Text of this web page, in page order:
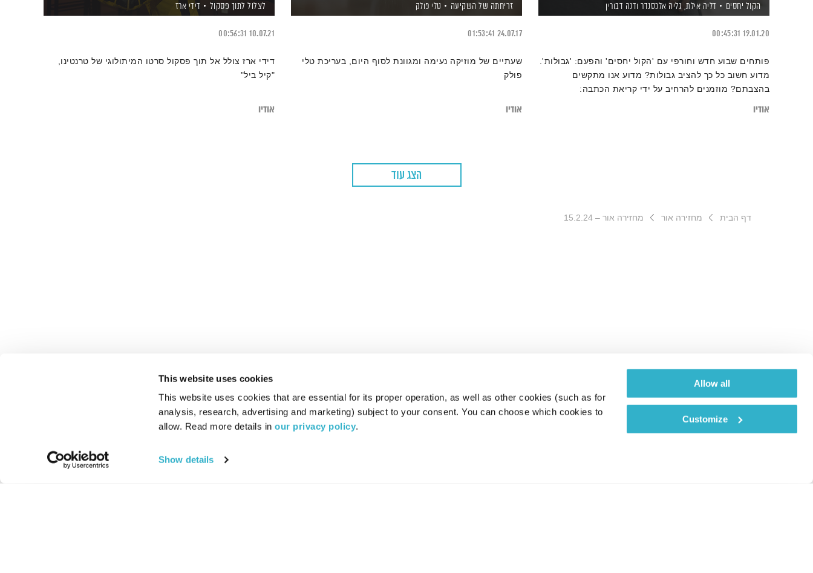
This website uses cookies
This website uses cookies that are essential for its proper operation, as well as other cookies (such as for
analysis, research, advertising and marketing) subject to your consent. You can choose which cookies to
allow. Read more details in our privacy policy.
Show details
Allow all
Customize
הקול יחסים דליה אילת, גליה אלכסנדר ודנה דבורין
19.01.20
00:45:31
פותחים שבוע חדש וחורפי עם 'הקול יחסים' והפעם: 'גבולות'.
מדוע חשוב כל כך להציב גבולות? מדוע אנו מתקשים
בהצבתם? מוזמנים להרחיב על ידי קריאת הכתבה:
אודיו
זריחתה של השקיעה טלי פולק
24.07.17
01:53:41
שעתיים של מוזיקה נעימה ומגוונת לסוף היום, בעריכת טלי
פולק
אודיו
לצלול לתוך פסקול דידי ארז
10.07.21
00:56:31
דידי ארז צולל אל תוך פסקול סרטו המיתולוגי של טרנטינו,
"קיל ביל"
אודיו
הצג עוד
דף הבית מחזירה אור מחזירה אור – 15.2.24